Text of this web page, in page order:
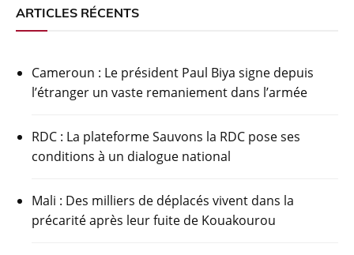
ARTICLES RÉCENTS
Cameroun : Le président Paul Biya signe depuis
l’étranger un vaste remaniement dans l’armée
RDC : La plateforme Sauvons la RDC pose ses
conditions à un dialogue national
Mali : Des milliers de déplacés vivent dans la
précarité après leur fuite de Kouakourou